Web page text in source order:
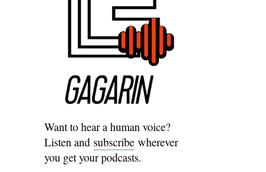
Want to hear a human voice?
Listen and subscribe wherever
you get your podcasts.